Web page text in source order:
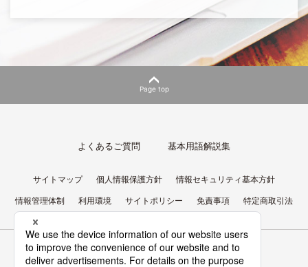
Page top
よくあるご質問 基本用語解説集
サイトマップ 個人情報保護方針 情報セキュリティ基本方針
情報管理体制 利用環境 サイトポリシー 免責事項 特定商取引法